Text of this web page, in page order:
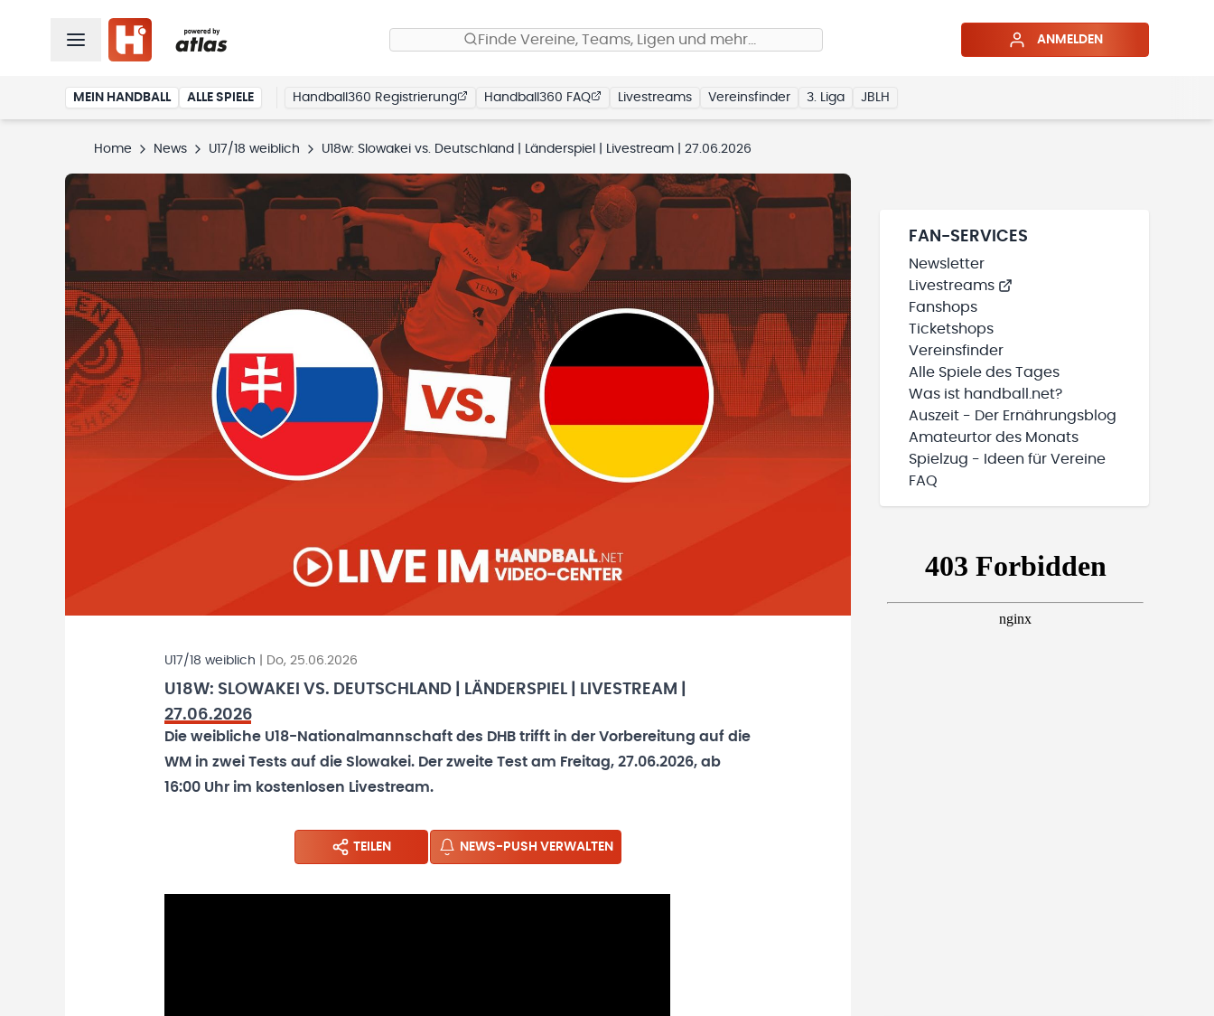
Finde Vereine, Teams, Ligen und mehr… ANMELDEN
MEIN HANDBALL ALLE SPIELE Handball360 Registrierung Handball360 FAQ Livestreams Vereinsfinder 3. Liga JBLH
Home News U17/18 weiblich U18w: Slowakei vs. Deutschland | Länderspiel | Livestream | 27.06.2026
U17/18 weiblich Do, 25.06.2026
U18W: SLOWAKEI VS. DEUTSCHLAND | LÄNDERSPIEL | LIVESTREAM |
27.06.2026
Die weibliche U18-Nationalmannschaft des DHB trifft in der Vorbereitung auf die
WM in zwei Tests auf die Slowakei. Der zweite Test am Freitag, 27.06.2026, ab
16:00 Uhr im kostenlosen Livestream.
TEILEN NEWS-PUSH VERWALTEN
FAN-SERVICES
Newsletter
Livestreams
Fanshops
Ticketshops
Vereinsfinder
Alle Spiele des Tages
Was ist handball.net?
Auszeit - Der Ernährungsblog
Amateurtor des Monats
Spielzug - Ideen für Vereine
FAQ